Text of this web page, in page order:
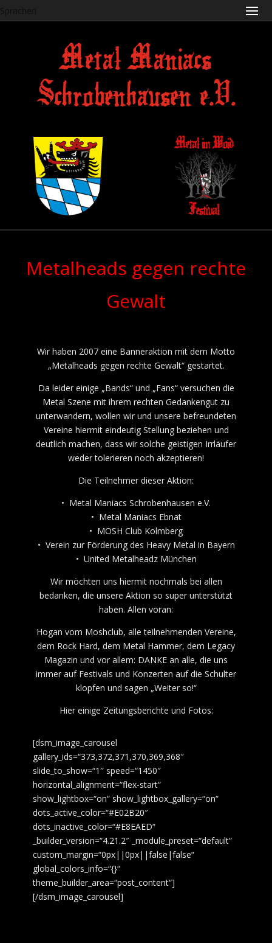
Metal Maniacs
Schrobenhausen e.V.
Metalheads gegen rechte
Gewalt
Wir haben 2007 eine Banneraktion mit dem Motto
„Metalheads gegen rechte Gewalt“ gestartet.
Da leider einige „Bands“ und „Fans“ versuchen die
Metal Szene mit ihrem rechten Gedankengut zu
unterwandern, wollen wir und unsere befreundeten
Vereine hiermit eindeutig Stellung beziehen und
deutlich machen, dass wir solche geistigen Irrläufer
weder tolerieren noch akzeptieren!
Die Teilnehmer dieser Aktion:
• Metal Maniacs Schrobenhausen e.V.
• Metal Maniacs Ebnat
• MOSH Club Kolmberg
• Verein zur Förderung des Heavy Metal in Bayern
• United Metalheadz München
Wir möchten uns hiermit nochmals bei allen
bedanken, die unsere Aktion so super unterstützt
haben. Allen voran:
Hogan vom Moshclub, alle teilnehmenden Vereine,
dem Rock Hard, dem Metal Hammer, dem Legacy
Magazin und vor allem: DANKE an alle, die uns
immer auf Festivals und Konzerten auf die Schulter
klopfen und sagen „Weiter so!“
Hier einige Zeitungsberichte und Fotos:
[dsm_image_carousel
gallery_ids=“373,372,371,370,369,368″
slide_to_show=“1″ speed=“1450″
horizontal_alignment=“flex-start“
show_lightbox=“on“ show_lightbox_gallery=“on“
dots_active_color=“#E02B20″
dots_inactive_color=“#E8EAED“
_builder_version=“4.21.2″ _module_preset=“default“
custom_margin=“0px||0px||false|false“
global_colors_info=“{}“
theme_builder_area=“post_content“]
[/dsm_image_carousel]